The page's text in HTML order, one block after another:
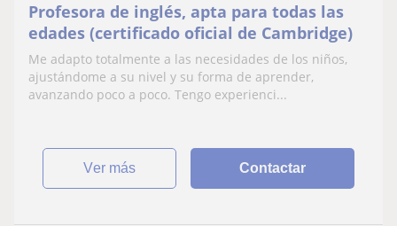
Profesora de inglés, apta para todas las
edades (certificado oficial de Cambridge)
Me adapto totalmente a las necesidades de los niños,
ajustándome a su nivel y su forma de aprender,
avanzando poco a poco. Tengo experienci...
ver más Contactar